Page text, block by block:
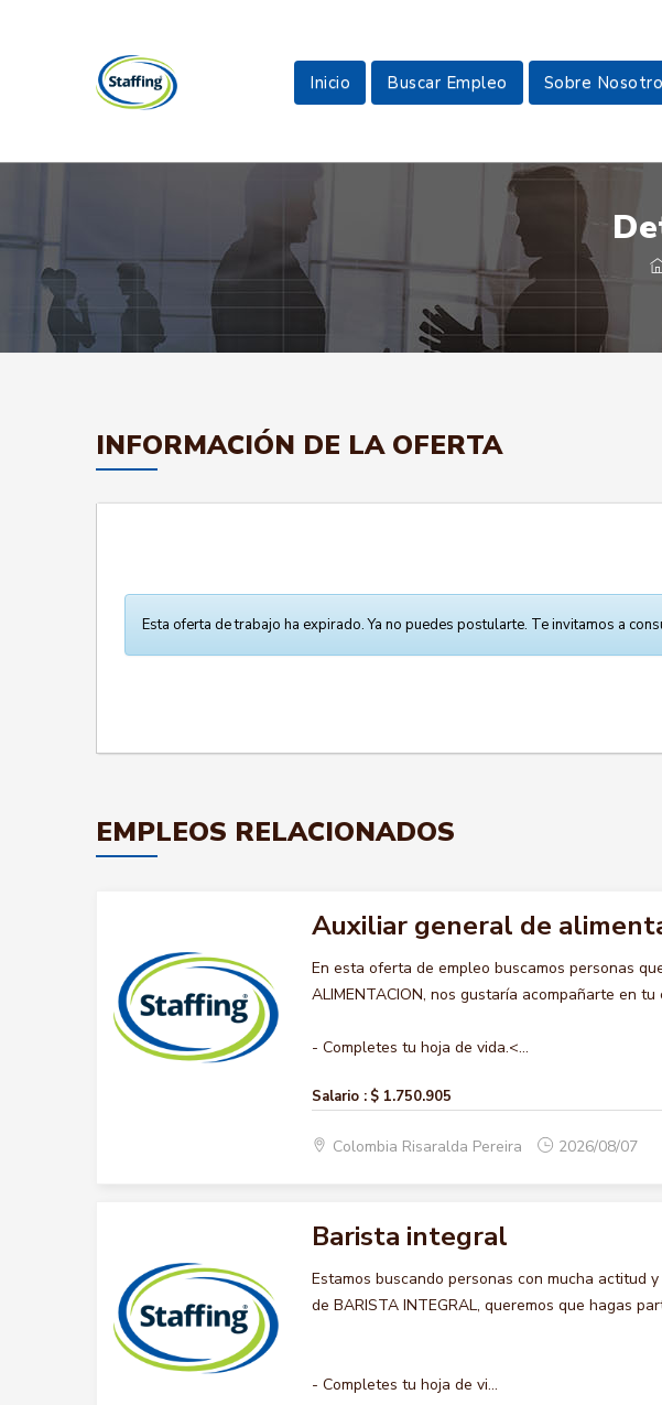
Inicio Buscar Empleo Sobre
INFORMACIÓN DE LA OFERTA
Esta oferta de trabajo ha expirado. Ya no puedes postularte. Te invitamos a
EMPLEOS RELACIONADOS
Auxiliar general de
En esta oferta de empleo buscamos personas
ALIMENTACION, nos gustaría acompañarte en
- Completes tu hoja de vida.<...
Salario : $ 1.750.905
Colombia Risaralda Pereira 2026/08/07
Barista integral
Estamos buscando personas con mucha actitud
de BARISTA INTEGRAL, queremos que hagas
- Completes tu hoja de vi...